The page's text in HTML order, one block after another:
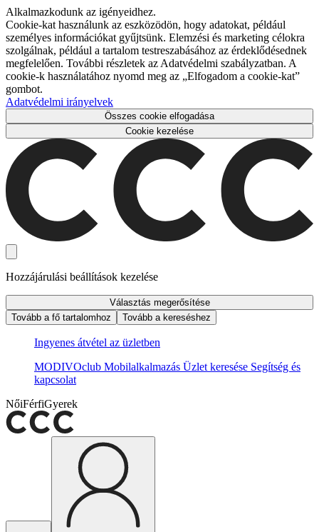
Alkalmazkodunk az igényeidhez.
Cookie-kat használunk az eszközödön, hogy adatokat, például
személyes információkat gyűjtsünk. Elemzési és marketing célokra
szolgálnak, például a tartalom testreszabásához az érdeklődésednek
megfelelően. További részletek az Adatvédelmi szabályzatban. A
cookie-k használatához nyomd meg az „Elfogadom a cookie-kat”
gombot.
Adatvédelmi irányelvek
Összes cookie elfogadása
Cookie kezelése
Hozzájárulási beállítások kezelése
Választás megerősítése
Tovább a fő tartalomhoz
Tovább a kereséshez
Ingyenes átvétel az üzletben
MODIVOclub Mobilalkalmazás Üzlet keresése Segítség és
kapcsolat
NőiFérfiGyerek